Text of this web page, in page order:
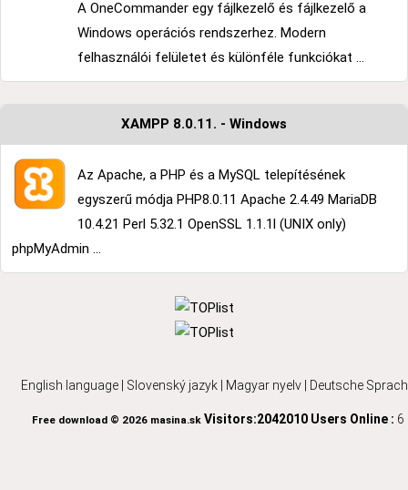
A OneCommander egy fájlkezelő és fájlkezelő a
Windows operációs rendszerhez. Modern
felhasználói felületet és különféle funkciókat ...
XAMPP 8.0.11. - Windows
Az Apache, a PHP és a MySQL telepítésének
egyszerű módja PHP8.0.11 Apache 2.4.49 MariaDB
10.4.21 Perl 5.32.1 OpenSSL 1.1.1l (UNIX only)
phpMyAdmin ...
English language Slovenský jazyk Magyar nyelv Deutsche
Free download © 2026 masina.skVisitors:2042010 Users Online : 6